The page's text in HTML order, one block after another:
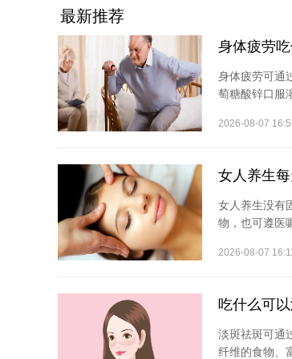
最新推荐
身体疲劳
身体疲劳可通
萄糖酸锌口服
2026-08-07
女人养生
女人养生没有
物，也可遵医
2026-08-07
吃什么可
淡斑祛斑可通
纤维的食物、